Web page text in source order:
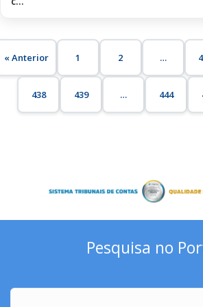
« Anterior 1 2 …
438 439 … 444
Pesquisa no